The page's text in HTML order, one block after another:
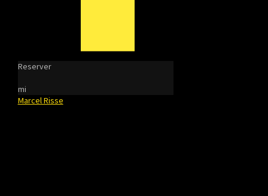
Reserver
mi
Marcel Risse